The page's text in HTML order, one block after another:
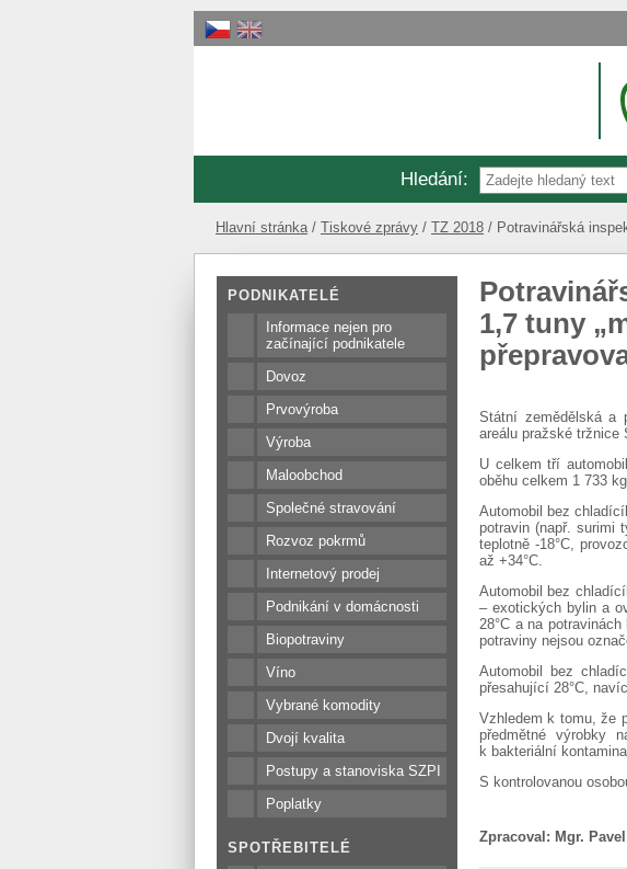
Hledání:
Hlavní stránka Tiskové zprávy TZ 2018
Potravinářská
PODNIKATELÉ
Informace nejen pro
začínající podnikatele
Dovoz
Prvovýroba
Výroba
Maloobchod
Společné stravování
Rozvoz pokrmů
Internetový prodej
Podnikání v domácnosti
Biopotraviny
Víno
Vybrané komodity
Dvojí kvalita
Postupy a stanoviska SZPI
Poplatky
SPOTŘEBITELÉ
1,7 tuny
Státní zemědělská a
areálu pražské tržnice
U celkem tří
oběhu celkem 1 733
Automobil bez
potravin (např. surimi
teplotně -18°C,
až +34°C.
Automobil bez
– exotických bylin a
28°C a na
potraviny nejsou
Automobil bez
přesahující 28°C,
Vzhledem k tomu, že
předmětné výrobky
k bakteriální
S kontrolovanou
Zpracoval: Mgr.